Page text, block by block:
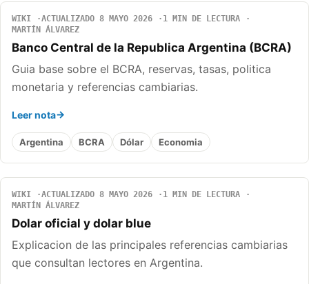
WIKI ACTUALIZADO 8 MAYO 2026
1 MIN DE LECTURA
MARTÍN ÁLVAREZ
Banco Central de la Republica Argentina (BCRA)
Guia base sobre el BCRA, reservas, tasas, politica
monetaria y referencias cambiarias.
Leer nota
Argentina BCRA Dólar Economia
WIKI ACTUALIZADO 8 MAYO 2026
1 MIN DE LECTURA
MARTÍN ÁLVAREZ
Dolar oficial y dolar blue
Explicacion de las principales referencias cambiarias
que consultan lectores en Argentina.